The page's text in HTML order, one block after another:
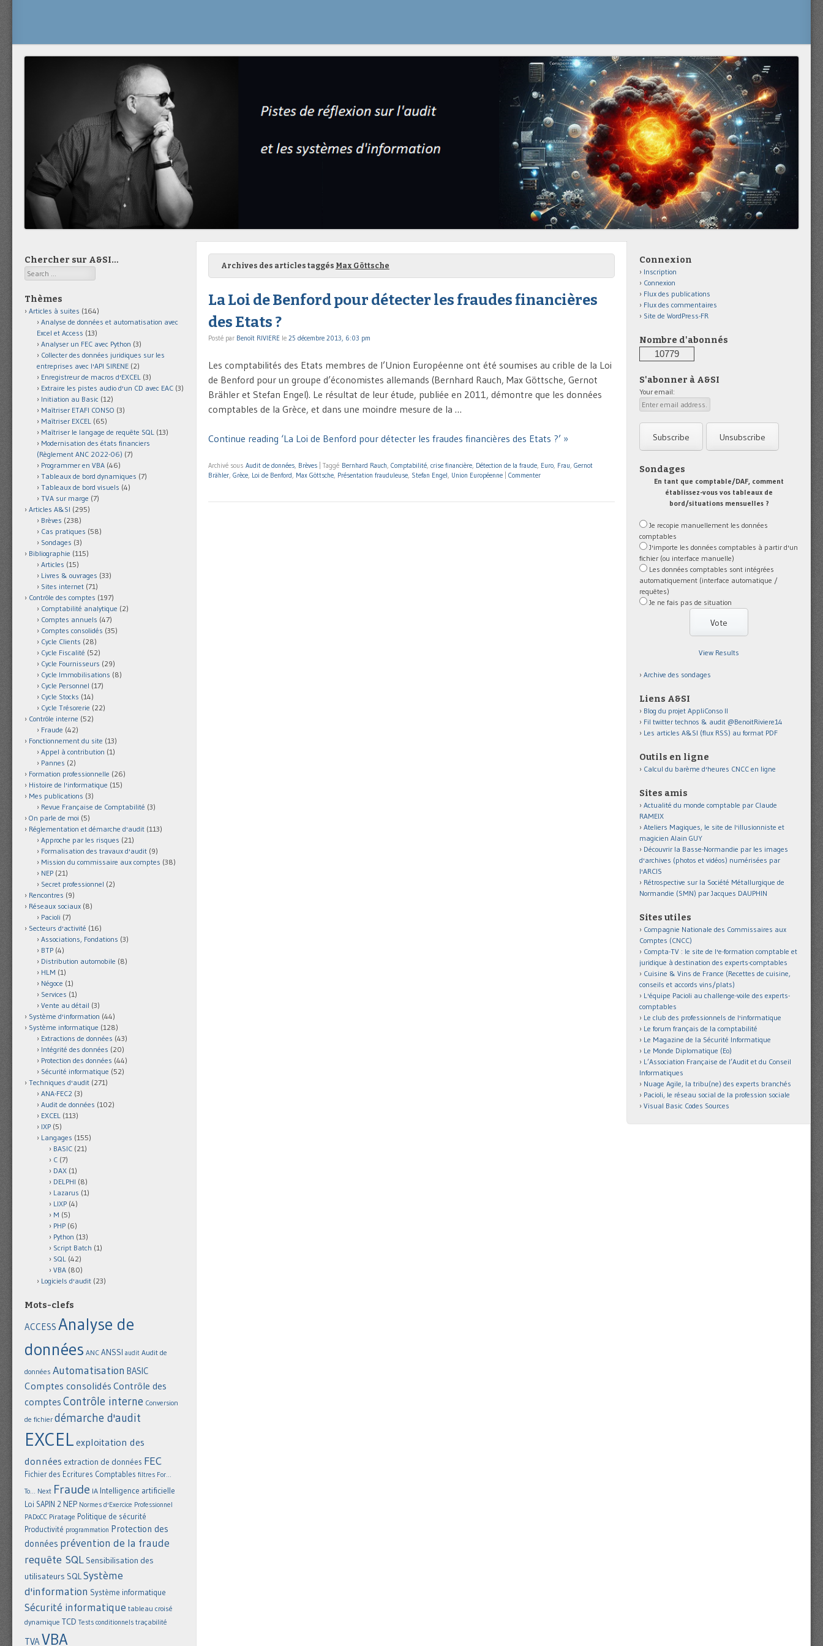
Archives des articles taggés Max Göttsche
La Loi de Benford pour détecter les fraudes financières
des Etats ?
Posté par Benoît RIVIERE le 25 décembre 2013, 6:03 pm
Les comptabilités des Etats membres de l’Union Européenne ont été soumises au crible de la Loi
de Benford pour un groupe d’économistes allemands (Bernhard Rauch, Max Göttsche, Gernot
Brähler et Stefan Engel). Le résultat de leur étude, publiée en 2011, démontre que les données
comptables de la Grèce, et dans une moindre mesure de la …
Continue reading ‘La Loi de Benford pour détecter les fraudes financières des Etats ?’ »
Archivé sous Audit de données, Brèves Taggé Bernhard Rauch, Comptabilité, crise financière, Détection de la fraude, Euro, Frau, Gernot
Brähler, Grèce, Loi de Benford, Max Göttsche, Présentation frauduleuse, Stefan Engel, Union Européenne Commenter
Chercher sur A&SI…
Search
Thèmes
Articles à suites (164)
Analyse de données et automatisation avec
Excel et Access (13)
Analyser un FEC avec Python (3)
Collecter des données juridiques sur les
entreprises avec l'API SIRENE (2)
Enregistreur de macros d'EXCEL (3)
Extraire les pistes audio d'un CD avec EAC (3)
Initiation au Basic (12)
Maîtriser ETAFI CONSO (3)
Maîtriser EXCEL (65)
Maîtriser le langage de requête SQL (13)
Modernisation des états financiers
(Règlement ANC 2022-06) (7)
Programmer en VBA (46)
Tableaux de bord dynamiques (7)
Tableaux de bord visuels (4)
TVA sur marge (7)
Articles A&SI (295)
Brèves (238)
Cas pratiques (58)
Sondages (3)
Bibliographie (115)
Articles (15)
Livres & ouvrages (33)
Sites internet (71)
Contrôle des comptes (197)
Comptabilité analytique (2)
Comptes annuels (47)
Comptes consolidés (35)
Cycle Clients (28)
Cycle Fiscalité (52)
Cycle Fournisseurs (29)
Cycle Immobilisations (8)
Cycle Personnel (17)
Cycle Stocks (14)
Cycle Trésorerie (22)
Contrôle interne (52)
Fraude (42)
Fonctionnement du site (13)
Appel à contribution (1)
Pannes (2)
Formation professionnelle (26)
Histoire de l'informatique (15)
Mes publications (3)
Revue Française de Comptabilité (3)
On parle de moi (5)
Réglementation et démarche d'audit (113)
Approche par les risques (21)
Formalisation des travaux d'audit (9)
Mission du commissaire aux comptes (38)
NEP (21)
Secret professionnel (2)
Rencontres (9)
Réseaux sociaux (8)
Pacioli (7)
Secteurs d'activité (16)
Associations, Fondations (3)
BTP (4)
Distribution automobile (8)
HLM (1)
Négoce (1)
Services (1)
Vente au détail (3)
Système d'information (44)
Système informatique (128)
Extractions de données (43)
Intégrité des données (20)
Protection des données (44)
Sécurité informatique (52)
Techniques d'audit (271)
ANA-FEC2 (3)
Audit de données (102)
EXCEL (113)
IXP (5)
Langages (155)
BASIC (21)
C (7)
DAX (1)
DELPHI (8)
Lazarus (1)
LIXP (4)
M (5)
PHP (6)
Python (13)
Script Batch (1)
SQL (42)
VBA (80)
Logiciels d'audit (23)
Mots-clefs
ACCESS Analyse de
données ANC ANSSI audit Audit de
données Automatisation BASIC
Comptes consolidés Contrôle des
comptes Contrôle interne Conversion
de fichier démarche d'audit
EXCEL exploitation des
données extraction de données FEC
Fichier des Ecritures Comptables filtres For...
To... Next Fraude IA Intelligence artificielle
Loi SAPIN 2 NEP Normes d'Exercice Professionnel
PADoCC Piratage Politique de sécurité
Productivité programmation Protection des
données prévention de la fraude
requête SQL Sensibilisation des
utilisateurs SQLSystème
d'information Système informatique
Sécurité informatique tableau croisé
dynamique TCD Tests conditionnels traçabilité
TVAVBA
Connexion
Inscription
Connexion
Flux des publications
Flux des commentaires
Site de WordPress-FR
Nombre d'abonnés
10779
S'abonner à A&SI
Your email:
Sondages
En tant que comptable/DAF, comment
établissez-vous vos tableaux de
bord/situations mensuelles ?
Je recopie manuellement les données
comptables
J'importe les données comptables à partir d'un
fichier (ou interface manuelle)
Les données comptables sont intégrées
automatiquement (interface automatique /
requêtes)
Je ne fais pas de situation
View Results
Archive des sondages
Liens A&SI
Blog du projet AppliConso II
Fil twitter technos & audit @BenoitRiviere14
Les articles A&SI (flux RSS) au format PDF
Outils en ligne
Calcul du barème d'heures CNCC en ligne
Sites amis
Actualité du monde comptable par Claude
RAMEIX
Ateliers Magiques, le site de l'illusionniste et
magicien Alain GUY
Découvrir la Basse-Normandie par les images
d'archives (photos et vidéos) numérisées par
l'ARCIS
Rétrospective sur la Société Métallurgique de
Normandie (SMN) par Jacques DAUPHIN
Sites utiles
Compagnie Nationale des Commissaires aux
Comptes (CNCC)
Compta-TV : le site de l'e-formation comptable et
juridique à destination des experts-comptables
Cuisine & Vins de France (Recettes de cuisine,
conseils et accords vins/plats)
L'équipe Pacioli au challenge-voile des experts-
comptables
Le club des professionnels de l'informatique
Le forum français de la comptabilité
Le Magazine de la Sécurité Informatique
Le Monde Diplomatique (Eo)
L’Association Française de l’Audit et du Conseil
Informatiques
Nuage Agile, la tribu(ne) des experts branchés
Pacioli, le réseau social de la profession sociale
Visual Basic Codes Sources